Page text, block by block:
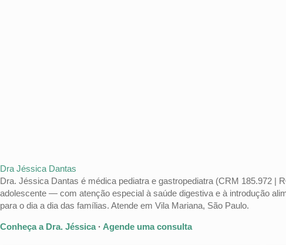
Dra Jéssica Dantas
Dra. Jéssica Dantas é médica pediatra e gastropediatra (CRM 185.972
adolescente — com atenção especial à saúde digestiva e à introdução
para o dia a dia das famílias. Atende em Vila Mariana, São Paulo.
Conheça a Dra. Jéssica· Agende uma consulta